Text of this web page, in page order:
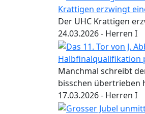
Krattigen erzwingt
Der UHC Krattigen
24.03.2026- Herren I
Halbfinalqualifikation
Manchmal schreibt
bisschen übertrieben
17.03.2026- Herren I